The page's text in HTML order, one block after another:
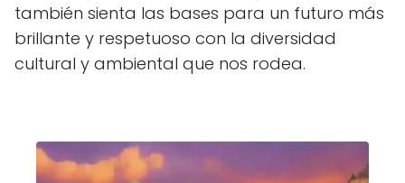
también sienta las bases para un futuro más
brillante y respetuoso con la diversidad
cultural y ambiental que nos rodea.